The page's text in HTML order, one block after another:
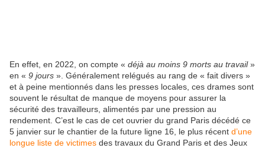
En effet, en 2022, on compte « déjà au moins 9 morts au travail»
en « 9 jours ». Généralement relégués au rang de « fait divers »
et à peine mentionnés dans les presses locales, ces drames sont
souvent le résultat de manque de moyens pour assurer la
sécurité des travailleurs, alimentés par une pression au
rendement. C’est le cas de cet ouvrier du grand Paris décédé ce
5 janvier sur le chantier de la future ligne 16, le plus récent d’une
longue liste de victimes des travaux du Grand Paris et des Jeux